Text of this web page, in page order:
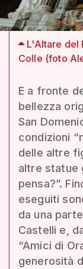
L'Altare del
Colle (foto
E a fronte
bellezza
San
condizioni
delle altre
altre statue
pensa?”.
eseguiti
da una
Castelli e,
“Amici di
generosità